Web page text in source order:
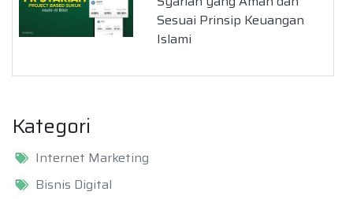
Sesuai Prinsip Keuangan
Islami
Kategori
Internet Marketing
Bisnis Digital